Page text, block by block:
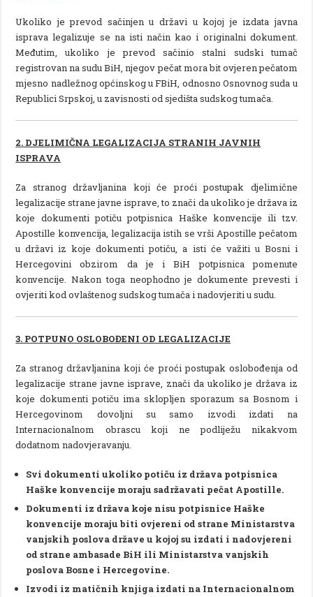
Ukoliko je prevod sačinjen u državi u kojoj je izdata javna
isprava legalizuje se na isti način kao i originalni dokument.
Međutim, ukoliko je prevod sačinio stalni sudski tumač
registrovan na sudu BiH, njegov pečat mora bit ovjeren pečatom
mjesno nadležnog općinskog u FBiH, odnosno Osnovnog suda u
Republici Srpskoj, u zavisnosti od sjedišta sudskog tumača.
2. DJELIMIČNA LEGALIZACIJA STRANIH JAVNIH
ISPRAVA
Za stranog državljanina koji će proći postupak djelimične
legalizacije strane javne isprave, to znači da ukoliko je država iz
koje dokumenti potiču potpisnica Haške konvencije ili tzv.
Apostille konvencija, legalizacija istih se vrši Apostille pečatom
u državi iz koje dokumenti potiču, a isti će važiti u Bosni i
Hercegovini obzirom da je i BiH potpisnica pomenute
konvencije. Nakon toga neophodno je dokumente prevesti i
ovjeriti kod ovlaštenog sudskog tumača i nadovjeriti u sudu.
3. POTPUNO OSLOBOĐENI OD LEGALIZACIJE
Za stranog državljanina koji će proći postupak oslobođenja od
legalizacije strane javne isprave, znači da ukoliko je država iz
koje dokumenti potiču ima sklopljen sporazum sa Bosnom i
Hercegovinom dovoljni su samo izvodi izdati na
Internacionalnom obrascu koji ne podliježu nikakvom
dodatnom nadovjeravanju.
Svi dokumenti ukoliko potiču iz država potpisnica
Haške konvencije moraju sadržavati pečat Apostille.
Dokumenti iz država koje nisu potpisnice Haške
konvencije moraju biti ovjereni od strane Ministarstva
vanjskih poslova države u kojoj su izdati i nadovjereni
od strane ambasade BiH ili Ministarstva vanjskih
poslova Bosne i Hercegovine.
Izvodi iz matičnih knjiga izdati na Internacionalnom